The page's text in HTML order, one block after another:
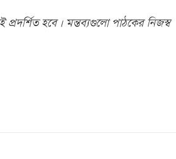
হবে। মন্তব্যগুলো পাঠকের নিজস্ব